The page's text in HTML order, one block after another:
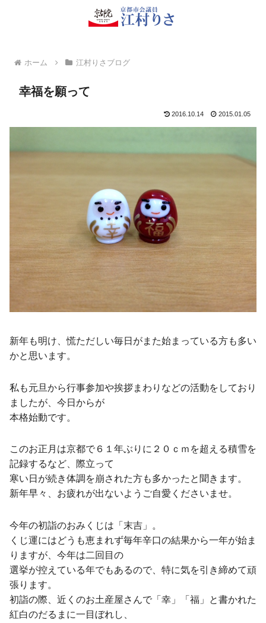
ホーム 江村りさブログ
幸福を願って
2016.10.14 2015.01.05
新年も明け、慌ただしい毎日がまた始まっている方も多い
かと思います。
私も元旦から行事参加や挨拶まわりなどの活動をしており
ましたが、今日からが
本格始動です。
このお正月は京都で６１年ぶりに２０ｃｍを超える積雪を
記録するなど、際立って
寒い日が続き体調を崩された方も多かったと聞きます。
新年早々、お疲れが出ないようご自愛くださいませ。
今年の初詣のおみくじは「末吉」。
くじ運にはどうも恵まれず毎年辛口の結果から一年が始ま
りますが、今年は二回目の
選挙が控えている年でもあるので、特に気を引き締めて頑
張ります。
初詣の際、近くのお土産屋さんで「幸」「福」と書かれた
紅白のだるまに一目ぼれし、